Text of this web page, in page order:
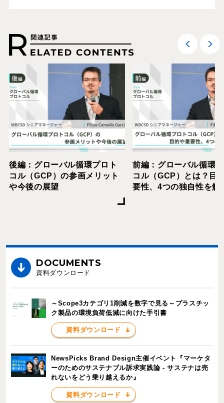
後編：グローバル循環プロト
コル（GCP）の参画メリット
や今後の展望
前編：グローバル循環
コル（GCP）とは？目
要性、4つの独自性を解
DOCUMENTS
資料ダウンロード
～Scope3カテゴリ1削減を数字で見る～プラスチッ
ク製品の環境負荷低減に向けた手引書
資料ダウンロード
NewsPicks Brand Design主催イベント『マーケタ
ーのためのサステナブル訴求実践論 - サステナは売
れないをどう乗り越えるか』
資料ダウンロード